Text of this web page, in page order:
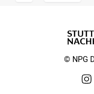
© NPG